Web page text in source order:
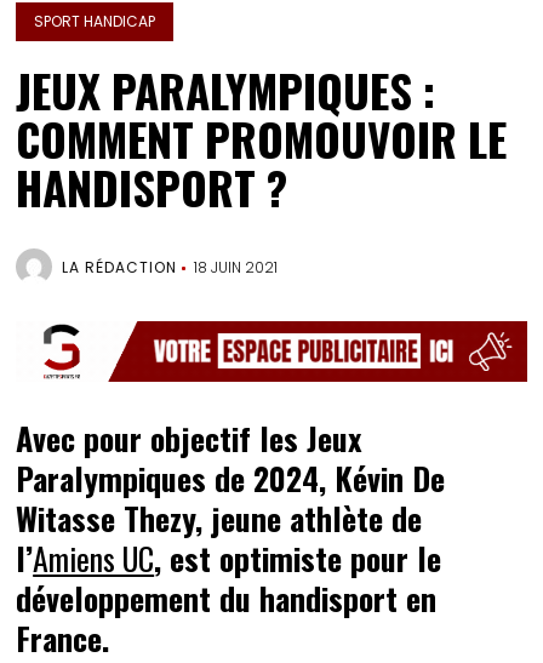
SPORT HANDICAP
JEUX PARALYMPIQUES :
COMMENT PROMOUVOIR LE
HANDISPORT ?
LA RÉDACTION 18 JUIN 2021
Avec pour objectif les Jeux
Paralympiques de 2024, Kévin De
Witasse Thezy, jeune athlète de
l’Amiens UC, est optimiste pour le
développement du handisport en
France.